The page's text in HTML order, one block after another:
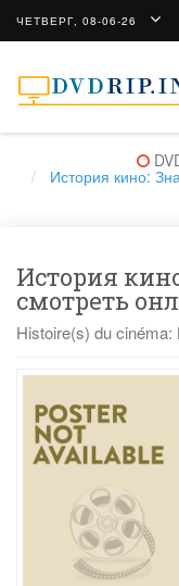
ЧЕТВЕРГ, 08-06-26
История кино:
История
смотреть
Histoire(s) du